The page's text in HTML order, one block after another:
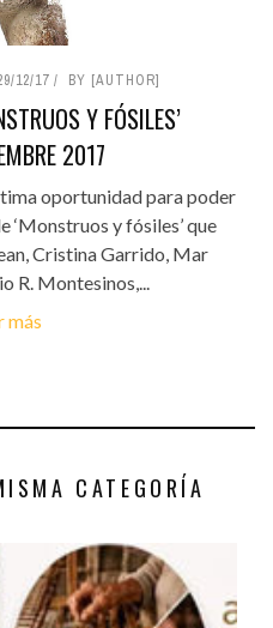
12/17 BY [AUTHOR]
Y FÓSILES’
2017
oportunidad para poder
‘Monstruos y fósiles’ que
Cristina Garrido, Mar
R. Montesinos,...
más
CATEGORÍA